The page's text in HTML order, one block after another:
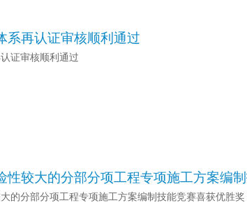
系再认证审核顺利通过
证审核顺利通过
性较大的分部分项工程专项施工方案编
的分部分项工程专项施工方案编制技能竞赛喜获优胜奖